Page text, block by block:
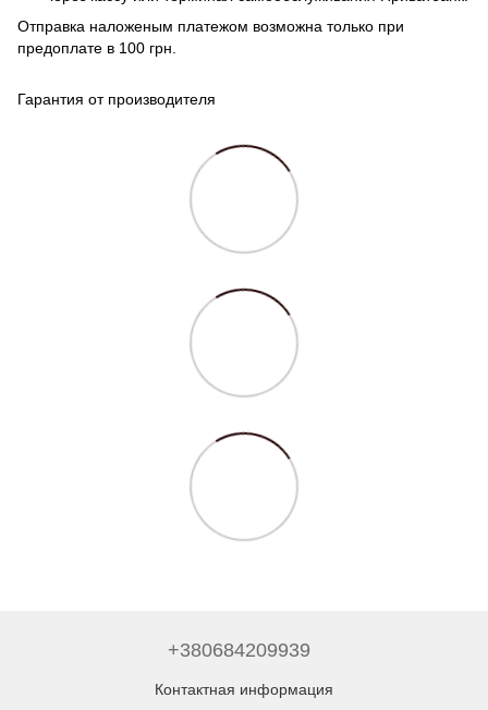
Отправка наложеным платежом возможна только при
предоплате в 100 грн.
Гарантия от производителя
+380684209939
Контактная информация